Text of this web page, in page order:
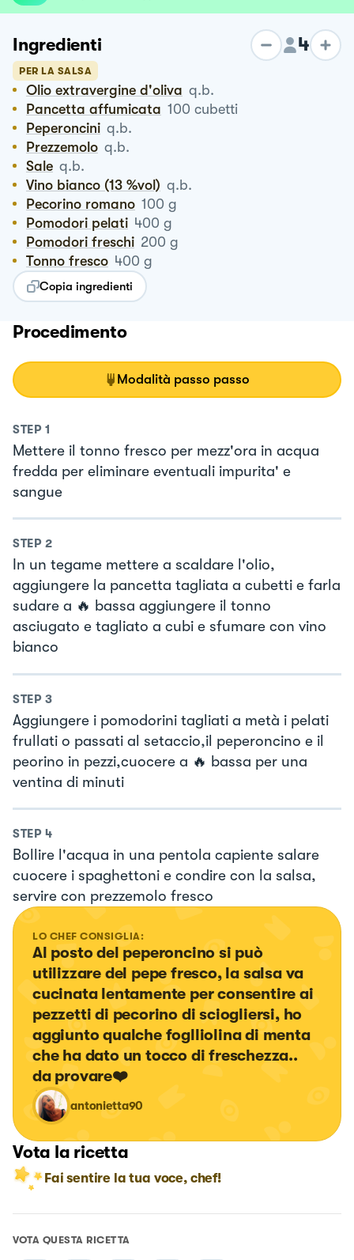
Ingredienti 4
PER LA SALSA
Olio extravergine d'oliva q.b.
Pancetta affumicata 100 cubetti
Peperoncini q.b.
Prezzemolo q.b.
Sale q.b.
Vino bianco (13 %vol) q.b.
Pecorino romano 100 g
Pomodori pelati 400 g
Pomodori freschi 200 g
Tonno fresco 400 g
Copia ingredienti
Procedimento
Modalità passo passo
STEP 1
Mettere il tonno fresco per mezz'ora in acqua
fredda per eliminare eventuali impurita' e
sangue
STEP 2
In un tegame mettere a scaldare l'olio,
aggiungere la pancetta tagliata a cubetti e farla
sudare a 🔥 bassa aggiungere il tonno
asciugato e tagliato a cubi e sfumare con vino
bianco
STEP 3
Aggiungere i pomodorini tagliati a metà i pelati
frullati o passati al setaccio,il peperoncino e il
peorino in pezzi,cuocere a 🔥 bassa per una
ventina di minuti
STEP 4
Bollire l'acqua in una pentola capiente salare
cuocere i spaghettoni e condire con la salsa,
servire con prezzemolo fresco
LO CHEF CONSIGLIA:
Al posto del peperoncino si può
utilizzare del pepe fresco, la salsa va
cucinata lentamente per consentire ai
pezzetti di pecorino di sciogliersi, ho
aggiunto qualche foglliolina di menta
che ha dato un tocco di freschezza..
da provare❤️
antonietta90
Vota la ricetta
Fai sentire la tua voce, chef!
VOTA QUESTA RICETTA